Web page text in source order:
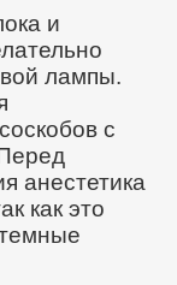
и
лампы.
с
анестетика
как это